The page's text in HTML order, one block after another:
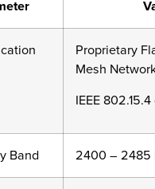
Proprietary
Mesh
IEEE
Band 2400 – 2485